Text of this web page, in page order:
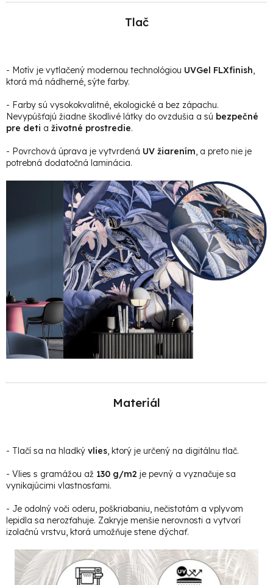
Tlač
- Motív je vytlačený modernou technológiou UVGel FLXfinish,
ktorá má nádherné, sýte farby.
- Farby sú vysokokvalitné, ekologické a bez zápachu.
Nevypúšťajú žiadne škodlivé látky do ovzdušia a sú bezpečné
pre deti a životné prostredie.
- Povrchová úprava je vytvrdená UV žiarením, a preto nie je
potrebná dodatočná laminácia.
Materiál
- Tlačí sa na hladký vlies, ktorý je určený na digitálnu tlač.
- Vlies s gramážou až 130 g/m2 je pevný a vyznačuje sa
vynikajúcimi vlastnosťami.
- Je odolný voči oderu, poškriabaniu, nečistotám a vplyvom
lepidla sa nerozťahuje. Zakryje menšie nerovnosti a vytvorí
izolačnú vrstvu, ktorá umožňuje stene dýchať.